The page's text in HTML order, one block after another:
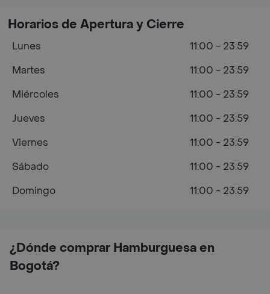
¿Dónde comprar Hamburguesa en
Bogotá?
Horarios de Apertura y Cierre
Lunes
11:00 - 23:59
Martes
11:00 - 23:59
Miércoles
11:00 - 23:59
Jueves
11:00 - 23:59
Viernes
11:00 - 23:59
Sábado
11:00 - 23:59
Domingo
11:00 - 23:59